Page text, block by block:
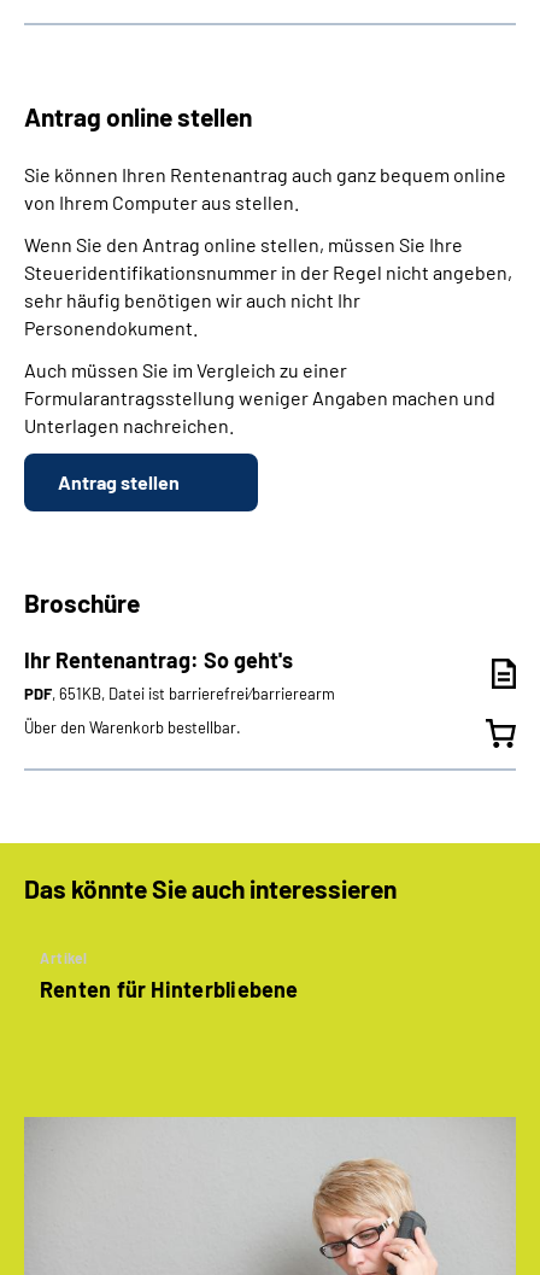
Antrag online stellen
Sie können Ihren Rentenantrag auch ganz bequem online
von Ihrem Computer aus stellen.
Wenn Sie den Antrag online stellen, müssen Sie Ihre
Steueridentifikationsnummer in der Regel nicht angeben,
sehr häufig benötigen wir auch nicht Ihr
Personendokument.
Auch müssen Sie im Vergleich zu einer
Formularantragsstellung weniger Angaben machen und
Unterlagen nachreichen.
Antrag stellen
Broschüre
Ihr Rentenantrag: So geht's
PDF, 651KB, Datei ist barrierefrei⁄barrierearm
Über den Warenkorb bestellbar.
Das könnte Sie auch interessieren
Artikel
Renten für Hinterbliebene